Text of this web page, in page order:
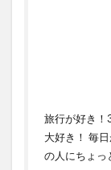
旅行が好き！
大好き！ 毎
の人にちょっ